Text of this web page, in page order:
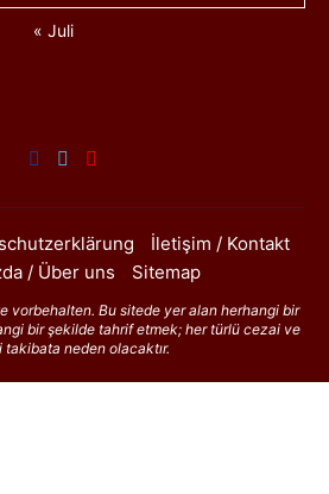
« Juli
İletişim / Kontakt
/ Über uns
Sitemap
vorbehalten. Bu sitede yer alan herhangi bir
bir şekilde tahrif etmek; her türlü cezai ve
takibata neden olacaktır.